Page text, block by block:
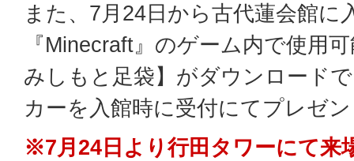
また、7月24日から古代蓮会館に
『Minecraft』のゲーム内で使用
みしもと足袋】がダウンロード
カーを入館時に受付にてプレゼ
※7月24日より行田タワーにて来